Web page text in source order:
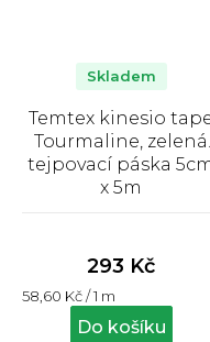
Temtex kinesio
Tourmaline, zelená
tejpovací páska
x 5m
produktu
5,0
Skladem
293 Kč
Měrná
58,60 Kč / 1 m
Do košíku